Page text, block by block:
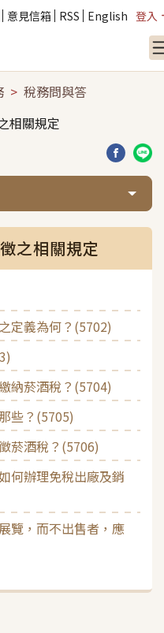
意見信箱 RSS English 登入
稅務問與答
相關規定
分享到
分
之相關規定
定義為何？(5702)
納菸酒稅？(5704)
些？(5705)
菸酒稅？(5706)
何辦理免稅出廠及銷
覽，而不出售者，應